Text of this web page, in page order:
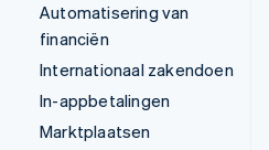
Automatisering van
financiën
Internationaal zakendoen
In-appbetalingen
Marktplaatsen